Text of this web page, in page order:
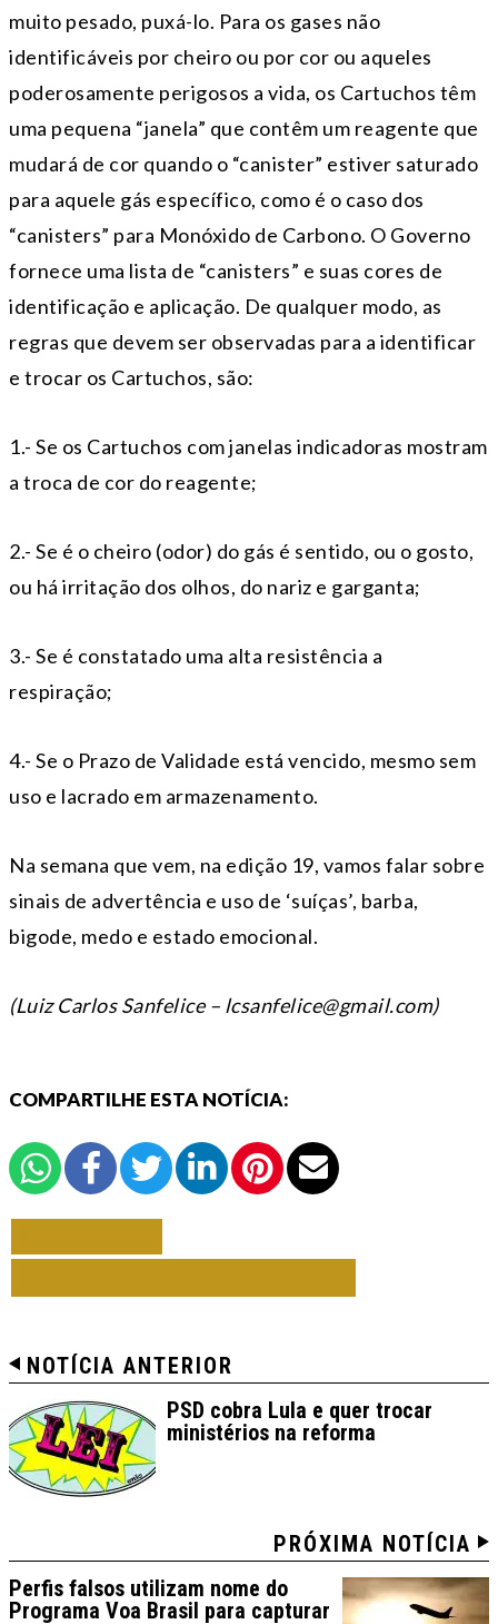
muito pesado, puxá-lo. Para os gases não
identificáveis por cheiro ou por cor ou aqueles
poderosamente perigosos a vida, os Cartuchos têm
uma pequena “janela” que contêm um reagente que
mudará de cor quando o “canister” estiver saturado
para aquele gás específico, como é o caso dos
“canisters” para Monóxido de Carbono. O Governo
fornece uma lista de “canisters” e suas cores de
identificação e aplicação. De qualquer modo, as
regras que devem ser observadas para a identificar
e trocar os Cartuchos, são:
1.- Se os Cartuchos com janelas indicadoras mostram
a troca de cor do reagente;
2.- Se é o cheiro (odor) do gás é sentido, ou o gosto,
ou há irritação dos olhos, do nariz e garganta;
3.- Se é constatado uma alta resistência a
respiração;
4.- Se o Prazo de Validade está vencido, mesmo sem
uso e lacrado em armazenamento.
Na semana que vem, na edição 19, vamos falar sobre
sinais de advertência e uso de ‘suíças’, barba,
bigode, medo e estado emocional.
(Luiz Carlos Sanfelice – lcsanfelice@gmail.com)
COMPARTILHE ESTA NOTÍCIA:
NOTÍCIA ANTERIOR
PSD cobra Lula e quer trocar
ministérios na reforma
PRÓXIMA NOTÍCIA
Perfis falsos utilizam nome do
Programa Voa Brasil para capturar